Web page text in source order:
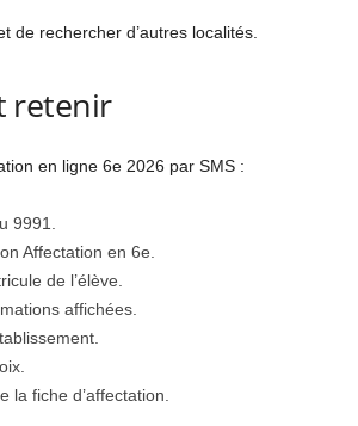
de rechercher d’autres localités.
retenir
en ligne 6e 2026 par SMS :
9991.
Affectation en 6e.
de l’élève.
affichées.
la fiche d’affectation.